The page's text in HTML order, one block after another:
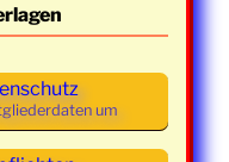
-
Class und
Mainstream
- Class und
um